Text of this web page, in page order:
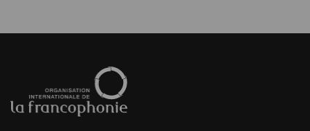
page